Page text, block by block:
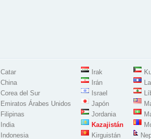
Catar
China
Corea del Sur
Emiratos Árabes Unidos
Filipinas
India
Indonesia
Irak
Irán
Israel
Japón
Jordania
Kazajistán
Kirguistán